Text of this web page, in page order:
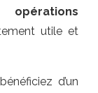
utile et
d’un